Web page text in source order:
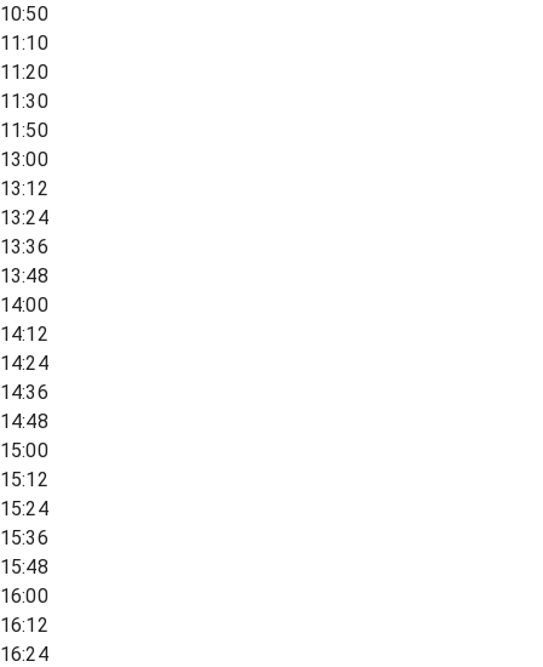
10:50
11:10
11:20
11:30
11:50
13:00
13:12
13:24
13:36
13:48
14:00
14:12
14:24
14:36
14:48
15:00
15:12
15:24
15:36
15:48
16:00
16:12
16:24